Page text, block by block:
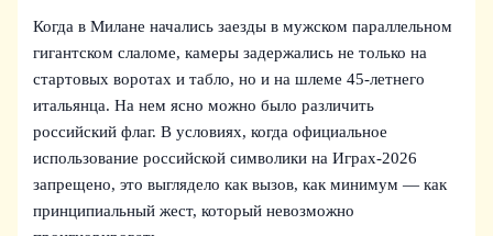
Когда в Милане начались заезды в мужском параллельном
гигантском слаломе, камеры задержались не только на
стартовых воротах и табло, но и на шлеме 45-летнего
итальянца. На нем ясно можно было различить
российский флаг. В условиях, когда официальное
использование российской символики на Играх-2026
запрещено, это выглядело как вызов, как минимум — как
принципиальный жест, который невозможно